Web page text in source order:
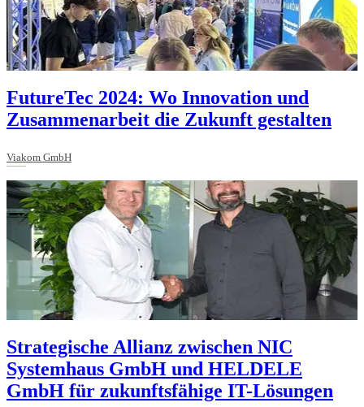
FutureTec 2024: Wo Innovation und
Zusammenarbeit die Zukunft gestalten
Viakom GmbH
Strategische Allianz zwischen NIC
Systemhaus GmbH und HELDELE
GmbH für zukunftsfähige IT-Lösungen